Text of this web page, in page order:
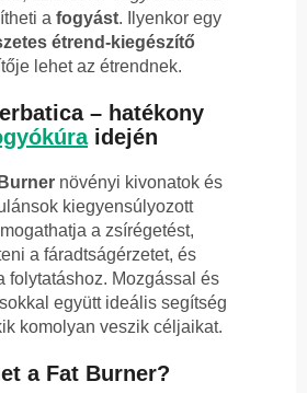
a fogyást. Ilyenkor egy
étrend-kiegészítő
lehet az étrendnek.
– hatékony
idején
növényi kivonatok és
kiegyensúlyozott
a zsírégetést,
a fáradtságérzetet, és
folytatáshoz. Mozgással és
együtt ideális segítség
komolyan veszik céljaikat.
a Fat Burner?